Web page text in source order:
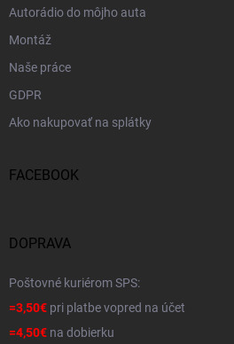
Autorádio do môjho auta
Montáž
Naše práce
GDPR
Ako nakupovať na splátky
FACEBOOK
DOPRAVA
Poštovné kuriérom SPS:
=3,50€ pri platbe vopred na účet
=4,50€ na dobierku